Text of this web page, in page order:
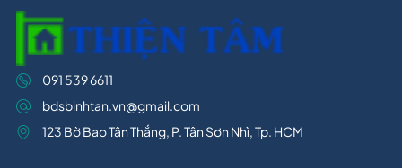
091 539 6611
bdsbinhtan.vn@gmail.com
123 Bờ Bao Tân Thắng, P. Tân Sơn Nhì, Tp. HCM